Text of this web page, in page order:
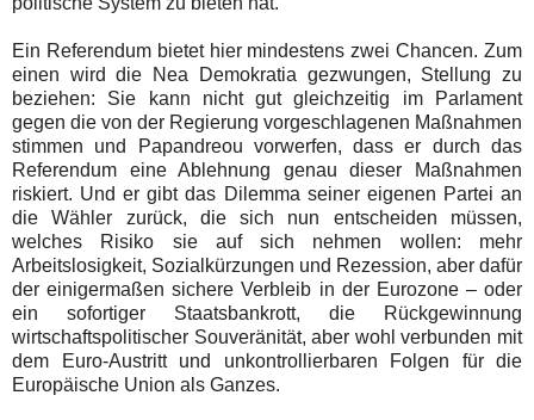
Ein Referendum bietet hier mindestens zwei Chancen. Zum
einen wird die Nea Demokratia gezwungen, Stellung zu
beziehen: Sie kann nicht gut gleichzeitig im Parlament
gegen die von der Regierung vorgeschlagenen Maßnahmen
stimmen und Papandreou vorwerfen, dass er durch das
Referendum eine Ablehnung genau dieser Maßnahmen
riskiert. Und er gibt das Dilemma seiner eigenen Partei an
die Wähler zurück, die sich nun entscheiden müssen,
welches Risiko sie auf sich nehmen wollen: mehr
Arbeitslosigkeit, Sozialkürzungen und Rezession, aber dafür
der einigermaßen sichere Verbleib in der Eurozone – oder
ein sofortiger Staatsbankrott, die Rückgewinnung
wirtschaftspolitischer Souveränität, aber wohl verbunden mit
dem Euro-Austritt und unkontrollierbaren Folgen für die
Europäische Union als Ganzes.